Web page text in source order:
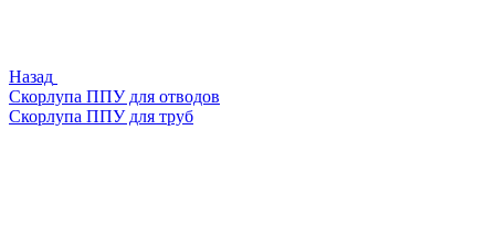
Назад
Скорлупа ППУ для отводов
Скорлупа ППУ для труб